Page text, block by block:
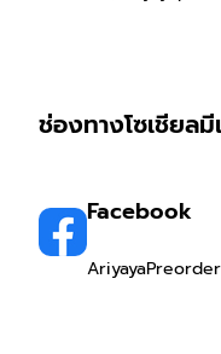
ช่องทางโซเชียลมี
Facebook